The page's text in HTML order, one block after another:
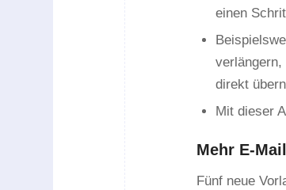
einen
direkt
Mit dieser
Mehr E-
Fünf neue